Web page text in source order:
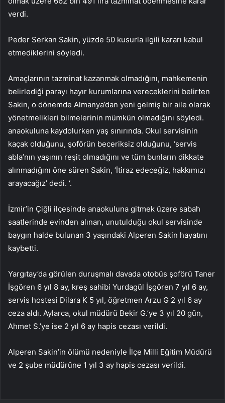
verdi.
Peder Serkan Sakin, yüzde 50 kusurla ilgili kararı kabul
etmediklerini söyledi.
Amaçlarının tazminat kazanmak olmadığını, mahkemenin
belirlediği parayı hayır kurumlarına vereceklerini belirten
Sakin, o dönemde Almanya’dan yeni gelmiş bir aile olarak
yönetmelikleri bilmelerinin mümkün olmadığını söyledi.
anaokuluna kaydolurken yaş sınırında. Okul servisinin
kaçak olduğunu, şoförün beceriksiz olduğunu, ‘servis
abla’nın yaşının reşit olmadığını ve tüm bunların dikkate
alınmadığını öne süren Sakin, ‘İtiraz edeceğiz, hakkımızı
arayacağız’ dedi. ‘.
İzmir’in Çiğli ilçesinde anaokuluna gitmek üzere sabah
saatlerinde evinden alınan, unutulduğu okul servisinde
baygın halde bulunan 3 yaşındaki Alperen Sakin hayatını
kaybetti.
Yargıtay’da görülen duruşmalı davada otobüs şoförü Taner
İşgören 6 yıl 8 ay, kreş sahibi Yurdagül İşgören 7 yıl 6 ay,
servis hostesi Dilara K 5 yıl, öğretmen Arzu G 2 yıl 6 ay
ceza aldı. Aylarca, okul müdürü Bekir G.’ye 3 yıl 20 gün,
Ahmet S.’ye ise 2 yıl 6 ay hapis cezası verildi.
Alperen Sakin’in ölümü nedeniyle İlçe Milli Eğitim Müdürü
ve 2 şube müdürüne 1 yıl 3 ay hapis cezası verildi.